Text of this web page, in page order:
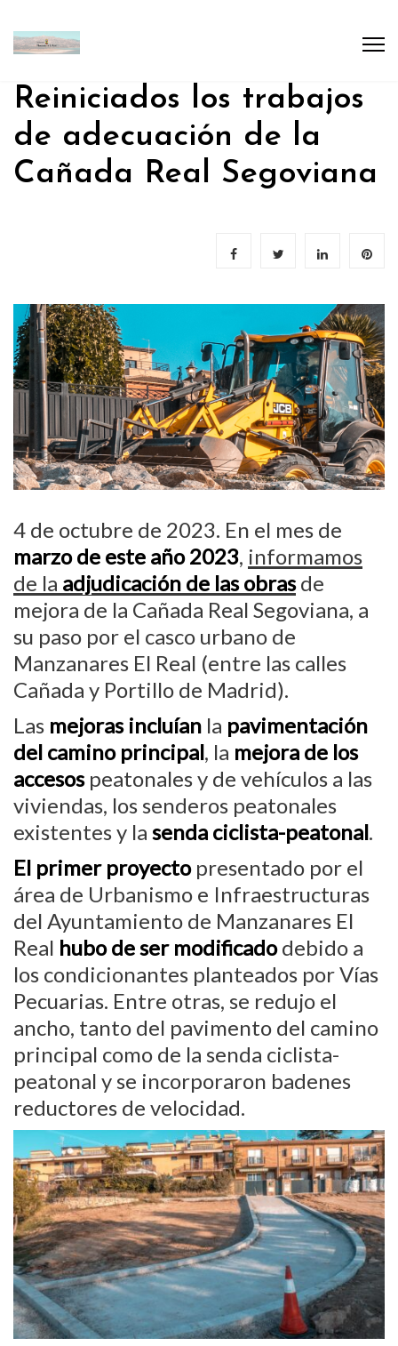
Reiniciados los trabajos
de adecuación de la
Cañada Real Segoviana
4 de octubre de 2023. En el mes de
marzo de este año 2023, informamos
de la adjudicación de las obrasde
mejora de la Cañada Real Segoviana, a
su paso por el casco urbano de
Manzanares El Real (entre las calles
Cañada y Portillo de Madrid).
Las mejoras incluían la pavimentación
del camino principal, la mejora de los
accesospeatonales y de vehículos a las
viviendas, los senderos peatonales
existentes y la senda ciclista-peatonal.
El primer proyectopresentado por el
área de Urbanismo e Infraestructuras
del Ayuntamiento de Manzanares El
Real hubo de ser modificadodebido a
los condicionantes planteados por Vías
Pecuarias. Entre otras, se redujo el
ancho, tanto del pavimento del camino
principal como de la senda ciclista-
peatonal y se incorporaron badenes
reductores de velocidad.